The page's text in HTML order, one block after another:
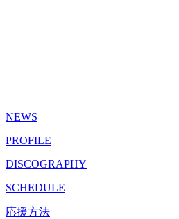
NEWS
PROFILE
DISCOGRAPHY
SCHEDULE
応援方法